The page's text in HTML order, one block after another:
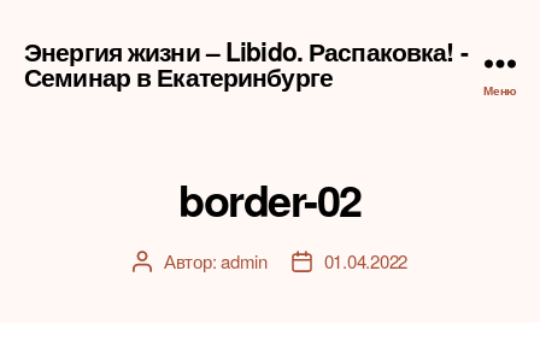
Энергия жизни – Libido. Распаковка! -
Семинар в Екатеринбурге Меню
border-02
АвторАвтор:admin
Дата01.04.2022